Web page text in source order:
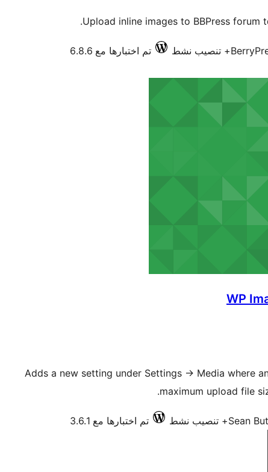
Upload inline images to BBPress forum
تم اختبارها مع 6.8.6
WP
Adds a new setting under Settings -> Media where
maximum upload file
Sean تم اختبارها مع 3.6.1